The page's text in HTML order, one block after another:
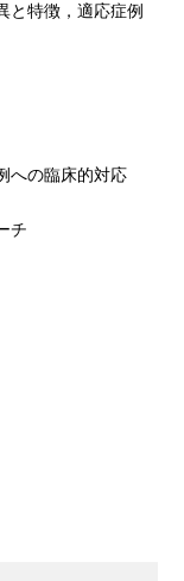
と特徴，適応症例
への臨床的対応
チ